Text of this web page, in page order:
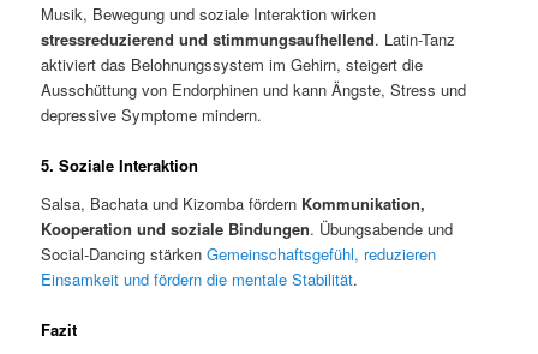
Musik, Bewegung und soziale Interaktion wirken
stressreduzierend und stimmungsaufhellend. Latin-Tanz
aktiviert das Belohnungssystem im Gehirn, steigert die
Ausschüttung von Endorphinen und kann Ängste, Stress und
depressive Symptome mindern.
5. Soziale Interaktion
Salsa, Bachata und Kizomba fördern Kommunikation,
Kooperation und soziale Bindungen. Übungsabende und
Social-Dancing stärkenGemeinschaftsgefühl, reduzieren
Einsamkeit und fördern die mentale Stabilität.
Fazit